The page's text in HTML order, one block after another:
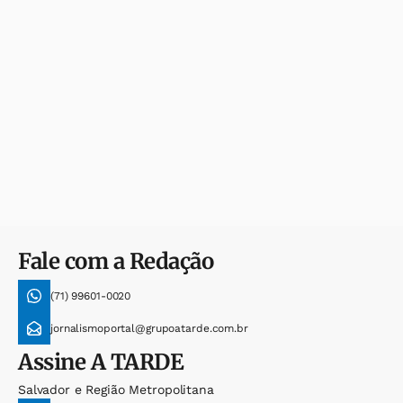
Fale com a Redação
(71) 99601-0020
jornalismoportal@grupoatarde.com.br
AssineA TARDE
Salvador e Região Metropolitana